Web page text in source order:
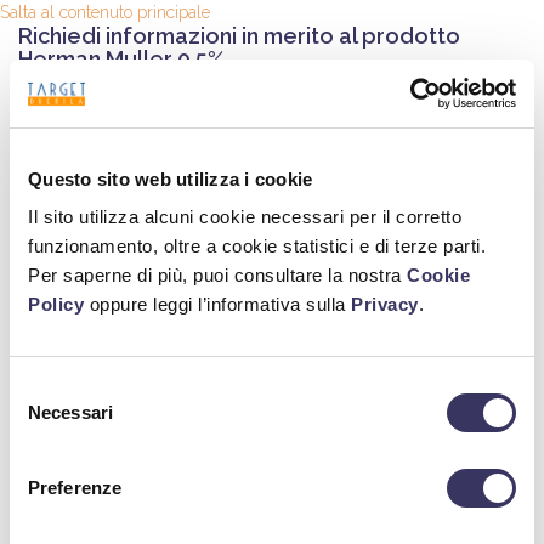
Questo sito web utilizza i cookie
Il sito utilizza alcuni cookie necessari per il corretto
funzionamento, oltre a cookie statistici e di terze parti.
Per saperne di più, puoi consultare la nostra Cookie
Policy oppure leggi l’informativa sulla Privacy.
delNecessari
Preferenze
Salta al contenuto principale
Richiedi informazioni in merito al prodotto
Herman Muller 0,5%
Nome*
Cognome *
Telefono
*